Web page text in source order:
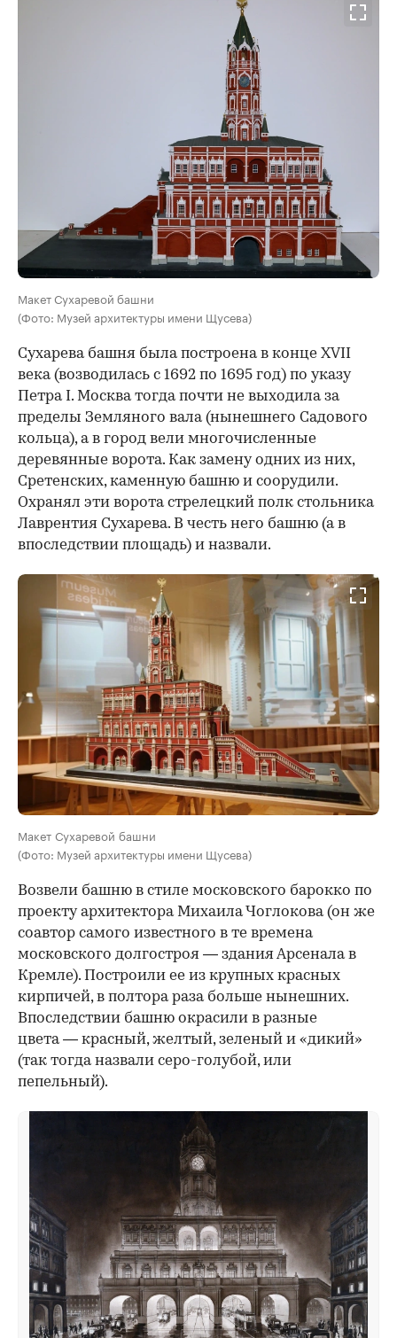
Макет Сухаревой башни
(Фото: Музей архитектуры имени Щусева)
Сухарева башня была построена в конце XVII
века (возводилась с 1692 по 1695 год) по указу
Петра I. Москва тогда почти не выходила за
пределы Земляного вала (нынешнего Садового
кольца), а в город вели многочисленные
деревянные ворота. Как замену одних из них,
Сретенских, каменную башню и соорудили.
Охранял эти ворота стрелецкий полк стольника
Лаврентия Сухарева. В честь него башню (а в
впоследствии площадь) и назвали.
Макет Сухаревой башни
(Фото: Музей архитектуры имени Щусева)
Возвели башню в стиле московского барокко по
проекту архитектора Михаила Чоглокова (он же
соавтор самого известного в те времена
московского долгостроя — здания Арсенала в
Кремле). Построили ее из крупных красных
кирпичей, в полтора раза больше нынешних.
Впоследствии башню окрасили в разные
цвета — красный, желтый, зеленый и «дикий»
(так тогда назвали серо-голубой, или
пепельный).